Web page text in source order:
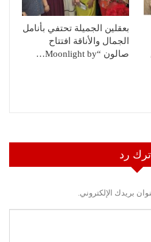
بعقلين الجميلة تحتفي بأنامل
الجمال والأناقة افتتاح
صالون “Moonlight by…
اترك رد
بريدك الإلكتروني.